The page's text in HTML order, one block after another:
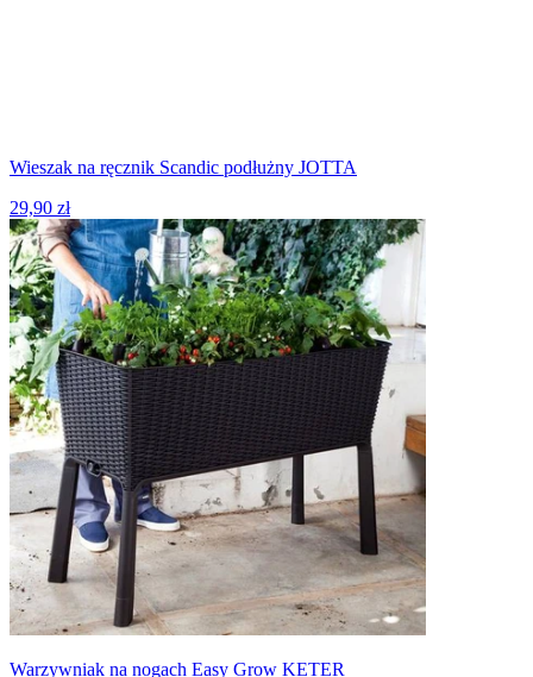
Wieszak na ręcznik Scandic podłużny JOTTA
29,90 zł
Warzywniak na nogach Easy Grow KETER